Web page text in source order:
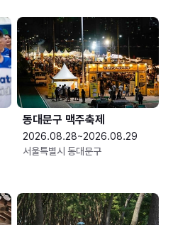
동대문구 맥주축제
2026.08.28~2026.08.29
서울특별시 동대문구